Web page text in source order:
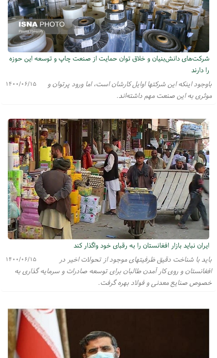
شرکت‌های دانش‌بنیان و خلاق توان حمایت از صنعت چاپ و توسعه این حوزه
را دارند
۱۴۰۰/۰۶/۱۵
باوجود اینکه این شرکتها اوایل کارشان است، اما ورود پرتوان و
موثری به این صنعت مهم داشته‌اند.
ایران نباید بازار افغانستان را به رقبای خود واگذار کند
۱۴۰۰/۰۶/۱۵
باید با شناخت دقیق ظرفیتهای موجود از تحولات اخیر در
افغانستان و روی کار آمدن طالبان برای توسعه صادرات و سرمایه گذاری به
خصوص صنایع معدنی و فولاد بهره گرفت.